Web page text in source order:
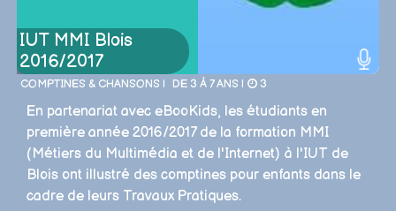
IUT MMI Blois
2016/2017
COMPTINES & CHANSONS | DE 3 À 7 ANS | 3
En partenariat avec eBooKids, les étudiants en
première année 2016/2017 de la formation MMI
(Métiers du Multimédia et de l'Internet) à l'IUT de
Blois ont illustré des comptines pour enfants dans le
cadre de leurs Travaux Pratiques.